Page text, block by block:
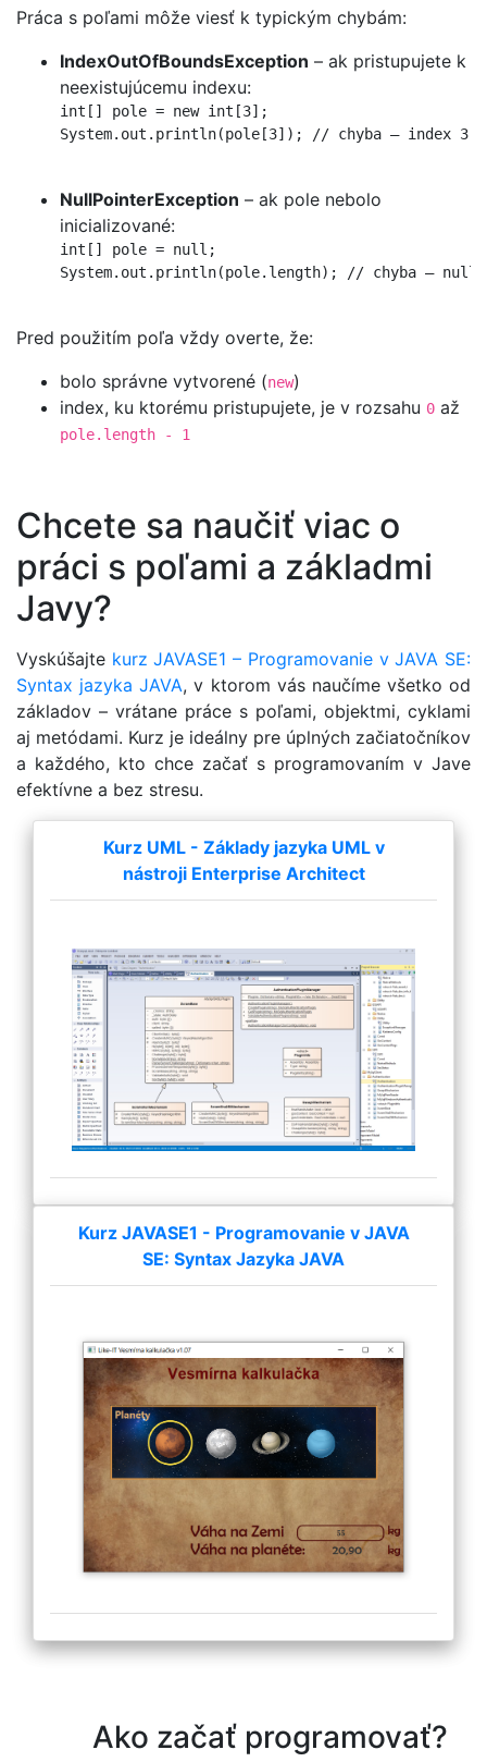
Práca s poľami môže viesť k typickým chybám:
IndexOutOfBoundsException – ak pristupujete k
neexistujúcemu indexu:
int[] pole = new int[3];
System.out.println(pole[3]); // chyba – index 3
NullPointerException – ak pole nebolo
inicializované:
int[] pole = null;
System.out.println(pole.length); // chyba – null
Pred použitím poľa vždy overte, že:
bolo správne vytvorené (new)
index, ku ktorému pristupujete, je v rozsahu 0 až
pole.length - 1
Chcete sa naučiť viac o
práci s poľami a základmi
Javy?
Vyskúšajte kurz JAVASE1 – Programovanie v JAVA SE:
Syntax jazyka JAVA, v ktorom vás naučíme všetko od
základov – vrátane práce s poľami, objektmi, cyklami
aj metódami. Kurz je ideálny pre úplných začiatočníkov
a každého, kto chce začať s programovaním v Jave
efektívne a bez stresu.
Kurz UML - Základy jazyka UML v
nástroji Enterprise Architect
Kurz JAVASE1 - Programovanie v JAVA
SE: Syntax Jazyka JAVA
Ako začať programovať?